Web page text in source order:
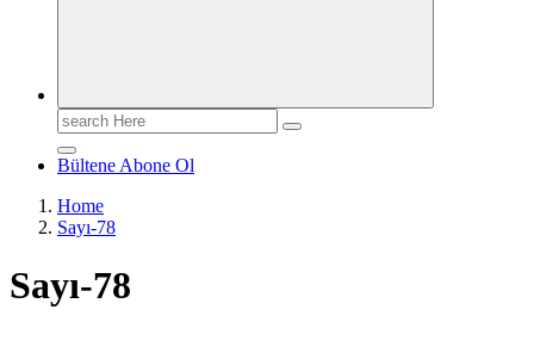
Search
for:
Bültene Abone Ol
Home
Sayı-78
Sayı-78